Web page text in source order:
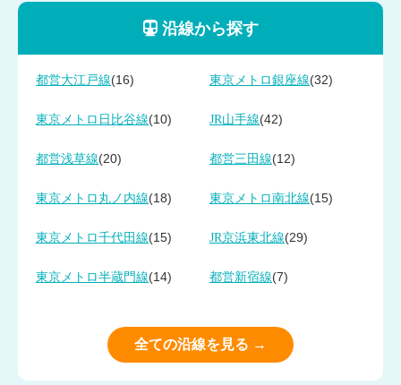
沿線から探す
都営大江戸線(16) 東京メトロ銀座線(32)
東京メトロ日比谷線(10) JR山手線(42)
都営浅草線(20) 都営三田線(12)
東京メトロ丸ノ内線(18) 東京メトロ南北線(15)
東京メトロ千代田線(15) JR京浜東北線(29)
東京メトロ半蔵門線(14) 都営新宿線(7)
全ての沿線を見る →